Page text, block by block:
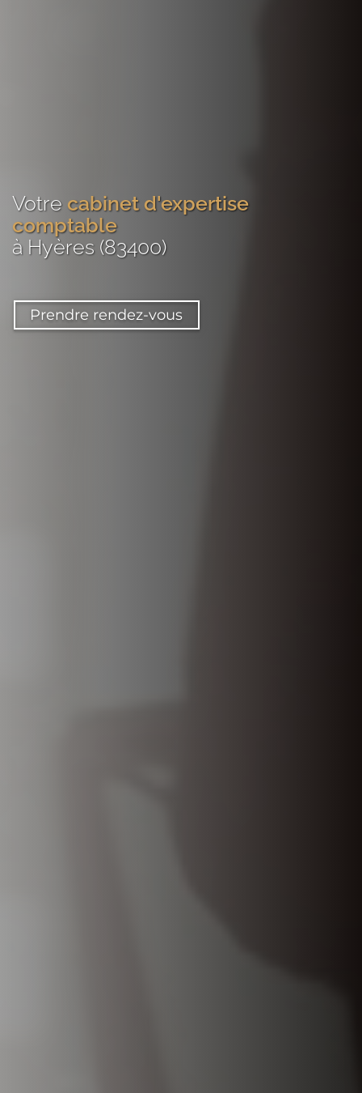
Votre cabinet d'expertise
comptable
à Hyères (83400)
Prendre rendez-vous